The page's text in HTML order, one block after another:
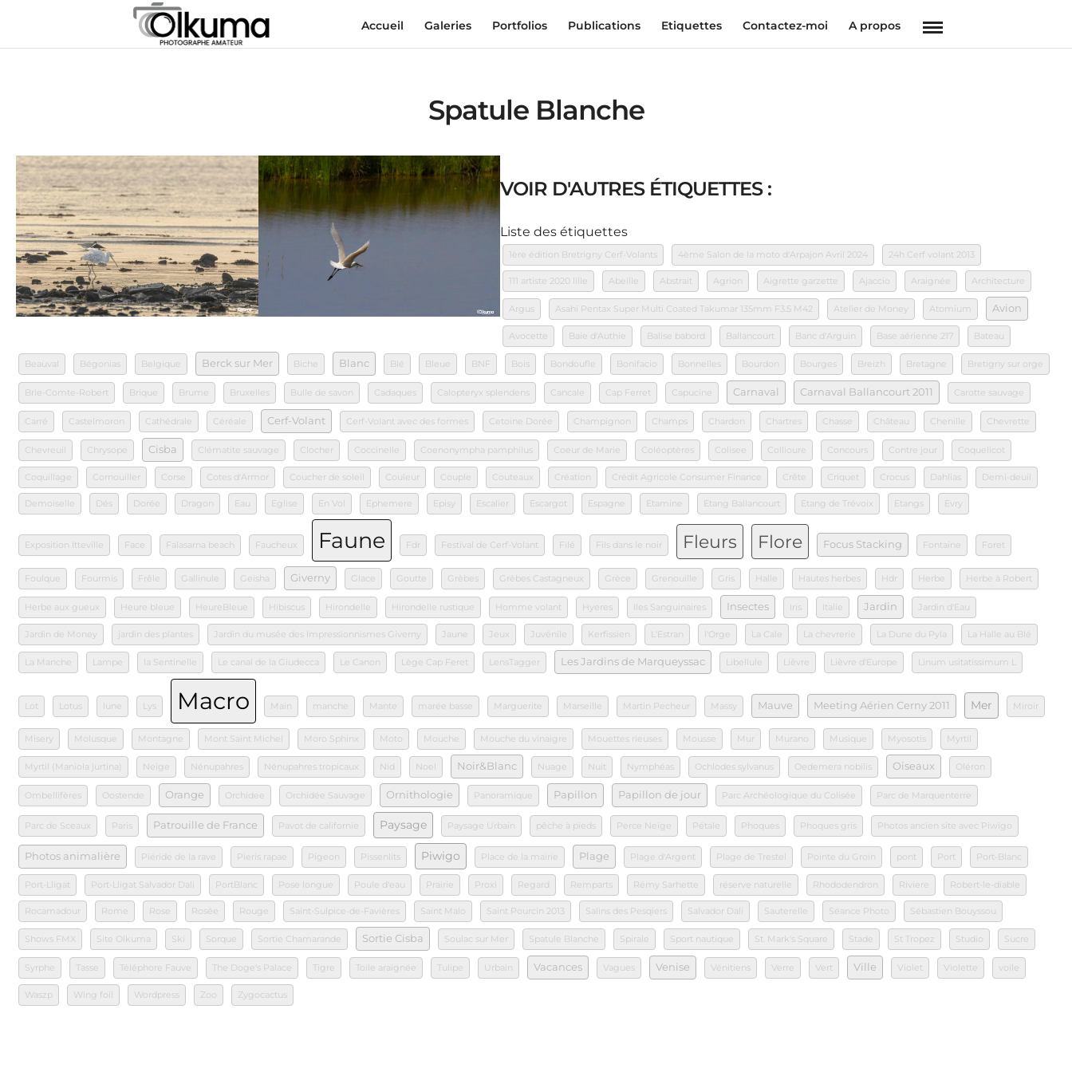
Accueil Galeries Portfolios Publications Etiquettes Contactez-moi A propos
Spatule Blanche
VOIR D'AUTRES ÉTIQUETTES :
Liste des étiquettes
1ère édition Bretrigny Cerf-Volants 4ème Salon de la moto d'Arpajon Avril 2024 24h Cerf volant 2013
111 artiste 2020 lille Abeille Abstrait Agrion Aigrette garzette Ajaccio Araignée Architecture
Argus Asahi Pentax Super Multi Coated Takumar 135mm F3.5 M42 Atelier de Money Atomium Avion
Avocette Baie d'Authie Balise babord Ballancourt Banc d'Arguin Base aérienne 217 Bateau
Beauval Bégonias Belgique Berck sur Mer Biche Blanc Blé Bleue BNF Bois Bondoufle Bonifacio Bonnelles Bourdon Bourges Breizh Bretagne Bretigny sur orge
Brie-Comte-Robert Brique Brume Bruxelles Bulle de savon Cadaques Calopteryx splendens Cancale Cap Ferret Capucine Carnaval Carnaval Ballancourt 2011 Carotte sauvage
Carré Castelmoron Cathédrale Céréale Cerf-Volant Cerf-Volant avec des formes Cetoine Dorée Champignon Champs Chardon Chartres Chasse Château Chenille Chevrette
Chevreuil Chrysope Cisba Clématite sauvage Clocher Coccinelle Coenonympha pamphilus Coeur de Marie Coléoptères Colisee Collioure Concours Contre jour Coquelicot
Coquillage Cornouiller Corse Cotes d'Armor Coucher de soleil Couleur Couple Couteaux Création Crédit Agricole Consumer Finance Crête Criquet Crocus Dahlias Demi-deuil
Demoiselle Dés Dorée Dragon Eau Eglise En Vol Ephemere Episy Escalier Escargot Espagne Etamine Etang Ballancourt Etang de Trévoix Etangs Evry
Exposition Itteville Face Falasarna beach Faucheux Faune Fdr Festival de Cerf-Volant Filé Fils dans le noir Fleurs Flore Focus Stacking Fontaine Foret
Foulque Fourmis Frêle Gallinule Geisha Giverny Glace Goutte Grèbes Grèbes Castagneux Grèce Grenouille Gris Halle Hautes herbes Hdr Herbe Herbe à Robert
Herbe aux gueux Heure bleue HeureBleue Hibiscus Hirondelle Hirondelle rustique Homme volant Hyeres Iles Sanguinaires Insectes Iris Italie Jardin Jardin d'Eau
Jardin de Money jardin des plantes Jardin du musée des Impressionnismes Giverny Jaune Jeux Juvénile Kerfissien L'Estran l'Orge La Cale La chevrerie La Dune du Pyla La Halle au Blé
La Manche Lampe la Sentinelle Le canal de la Giudecca Le Canon Lège Cap Feret LensTagger Les Jardins de Marqueyssac Libellule Lièvre Lièvre d'Europe Linum usitatissimum L
Lot Lotus lune Lys Macro Main manche Mante marée basse Marguerite Marseille Martin Pecheur Massy Mauve Meeting Aérien Cerny 2011 Mer Miroir
Misery Molusque Montagne Mont Saint Michel Moro Sphinx Moto Mouche Mouche du vinaigre Mouettes rieuses Mousse Mur Murano Musique Myosotis Myrtil
Myrtil (Maniola jurtina) Neige Nénupahres Nénupahres tropicaux Nid Noel Noir&Blanc Nuage Nuit Nymphéas Ochlodes sylvanus Oedemera nobilis Oiseaux Oléron
Ombellifères Oostende Orange Orchidee Orchidée Sauvage Ornithologie Panoramique Papillon Papillon de jour Parc Archéologique du Colisée Parc de Marquenterre
Parc de Sceaux Paris Patrouille de France Pavot de californie Paysage Paysage Urbain pêche à pieds Perce Neige Pétale Phoques Phoques gris Photos ancien site avec Piwigo
Photos animalière Piéride de la rave Pieris rapae Pigeon Pissenlits Piwigo Place de la mairie Plage Plage d'Argent Plage de Trestel Pointe du Groin pont Port Port-Blanc
Port-Lligat Port-Lligat Salvador Dali PortBlanc Pose longue Poule d'eau Prairie Proxi Regard Remparts Rémy Sarhette réserve naturelle Rhododendron Riviere Robert-le-diable
Rocamadour Rome Rose Rosée Rouge Saint-Sulpice-de-Favières Saint Malo Saint Pourcin 2013 Salins des Pesqiers Salvador Dali Sauterelle Séance Photo Sébastien Bouyssou
Shows FMX Site Olkuma Ski Sorque Sortie Chamarande Sortie Cisba Soulac sur Mer Spatule Blanche Spirale Sport nautique St. Mark's Square Stade St Tropez Studio Sucre
Syrphe Tasse Téléphore Fauve The Doge's Palace Tigre Toile araignée Tulipe Urbain Vacances Vagues Venise Vénitiens Verre Vert Ville Violet Violette voile
Waszp Wing foil Wordpress Zoo Zygocactus